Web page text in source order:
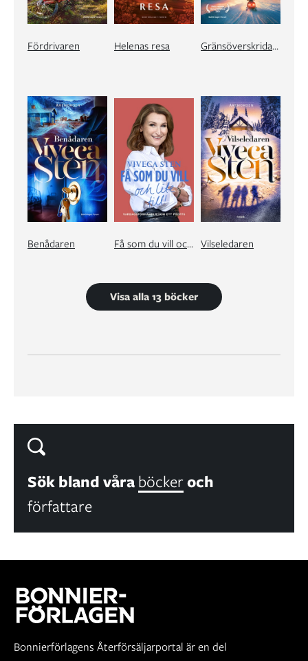
Fördrivaren Helenas resa Gränsöverskridaren
Benådaren Få som du vill och lite till! Vilseledaren
Visa alla 13 böcker
Sök bland våraböckeroch
författare
Bonnierförlagens Återförsäljarportal är en del